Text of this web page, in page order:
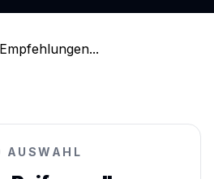
AUSWAHL